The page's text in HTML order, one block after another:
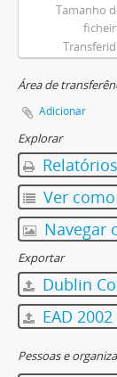
Tamanho
Área de
Adicionar
Explorar
Relatórios
Ver
Navegar
Exportar
Dublin
EAD 2002
Pessoas e